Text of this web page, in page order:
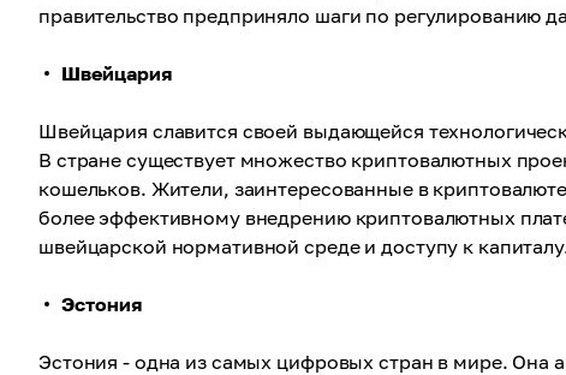
правительство предприняло шаги по регулированию
Швейцария
Швейцария славится своей выдающейся
В стране существует множество криптовалютных
кошельков. Жители, заинтересованные в
более эффективному внедрению криптовалютных
швейцарской нормативной среде и доступу к
Эстония
Эстония - одна из самых цифровых стран в мире. Она